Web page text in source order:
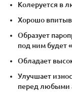
Колеруется в
Хорошо
Образует
под ним будет
Обладает
Улучшает
перед любыми